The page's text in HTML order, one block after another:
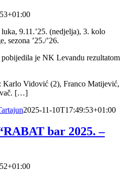
9.11.’25. (nedjelja), 3. kolo
sezona ’25./’26.
je NK Levandu rezultatom
Karlo Vidović (2), Franco Matijević,
[…]
2025-11-10T17:49:53+01:00
bar 2025. –